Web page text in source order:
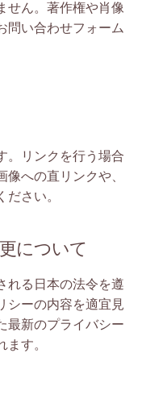
せん。著作権や肖像
問い合わせフォーム
。リンクを行う場合
への直リンクや、
さい。
について
れる日本の法令を遵
シーの内容を適宜見
最新のプライバシー
す。